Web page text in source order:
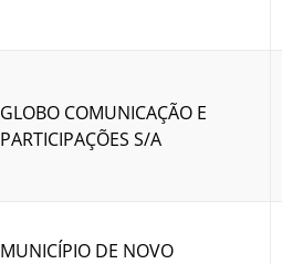
GLOBO COMUNICAÇÃO E
PARTICIPAÇÕES S/A
MUNICÍPIO DE NOVO